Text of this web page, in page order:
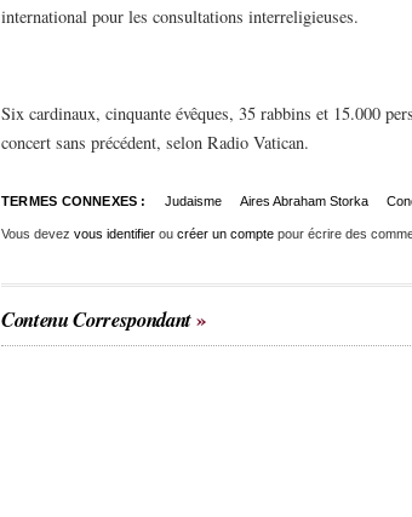
international pour les consultations interreligieuses.
Six cardinaux, cinquante évêques, 35 rabbins et 15.000
concert sans précédent, selon Radio Vatican.
TERMES CONNEXES : Judaisme Aires Abraham Storka
Vous devez vous identifier ou créer un compte pour écrire des
Contenu Correspondant